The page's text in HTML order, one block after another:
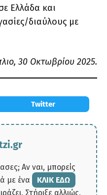
Ελλάδα και
διαύλους με
30 Οκτωβρίου 2025.
Twitter
Αν ναι, μπορείς
με ένα
ΚΛΙΚ ΕΔΩ
Στήριξε αλλιώς.